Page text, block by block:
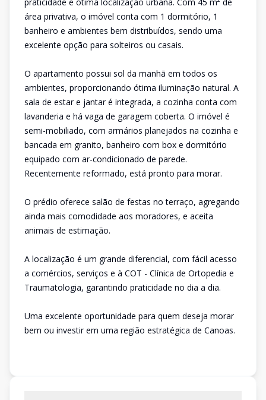
área privativa, o imóvel conta com 1 dormitório, 1
banheiro e ambientes bem distribuídos, sendo uma
excelente opção para solteiros ou casais.
O apartamento possui sol da manhã em todos os
ambientes, proporcionando ótima iluminação natural. A
sala de estar e jantar é integrada, a cozinha conta com
lavanderia e há vaga de garagem coberta. O imóvel é
semi-mobiliado, com armários planejados na cozinha e
bancada em granito, banheiro com box e dormitório
equipado com ar-condicionado de parede.
Recentemente reformado, está pronto para morar.
O prédio oferece salão de festas no terraço, agregando
ainda mais comodidade aos moradores, e aceita
animais de estimação.
A localização é um grande diferencial, com fácil acesso
a comércios, serviços e à COT - Clínica de Ortopedia e
Traumatologia, garantindo praticidade no dia a dia.
Uma excelente oportunidade para quem deseja morar
bem ou investir em uma região estratégica de Canoas.